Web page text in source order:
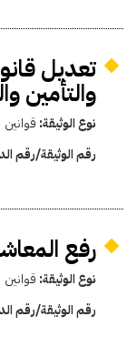
تعديل
والتأمين
نوع الوثيقة: قوانين
رقم الوثيقة/رقم
رفع
نوع الوثيقة: قوانين
رقم الوثيقة/رقم